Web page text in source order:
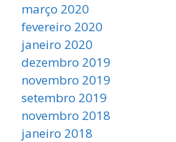
março 2020
fevereiro 2020
janeiro 2020
dezembro 2019
novembro 2019
setembro 2019
novembro 2018
janeiro 2018